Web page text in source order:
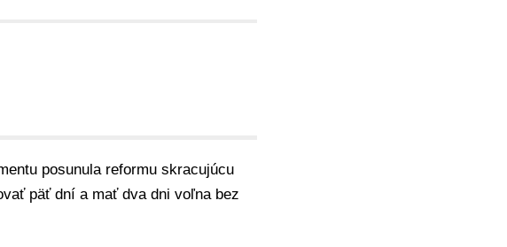
posunula reformu skracujúcu
päť dní a mať dva dni voľna bez